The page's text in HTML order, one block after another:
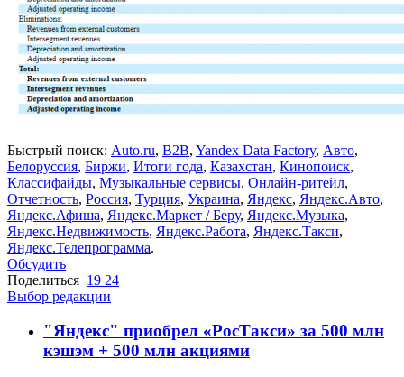
Быстрый поиск: Auto.ru, B2B, Yandex Data Factory, Авто,
Белоруссия, Биржи, Итоги года, Казахстан, Кинопоиск,
Классифайды, Музыкальные сервисы, Онлайн-ритейл,
Отчетность, Россия, Турция, Украина, Яндекс, Яндекс.Авто,
Яндекс.Афиша, Яндекс.Маркет / Беру, Яндекс.Музыка,
Яндекс.Недвижимость, Яндекс.Работа, Яндекс.Такси,
Яндекс.Телепрограмма.
Обсудить
Поделиться 19 24
Выбор редакции
"Яндекс" приобрел «РосТакси» за 500 млн
кэшэм + 500 млн акциями